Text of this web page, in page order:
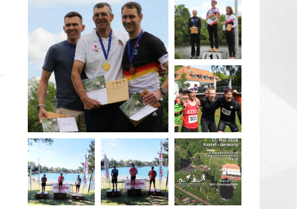
May 26
quadrathlon
May 26
quadrathlon
May 3 May 3
quadrathlon
Jan 27